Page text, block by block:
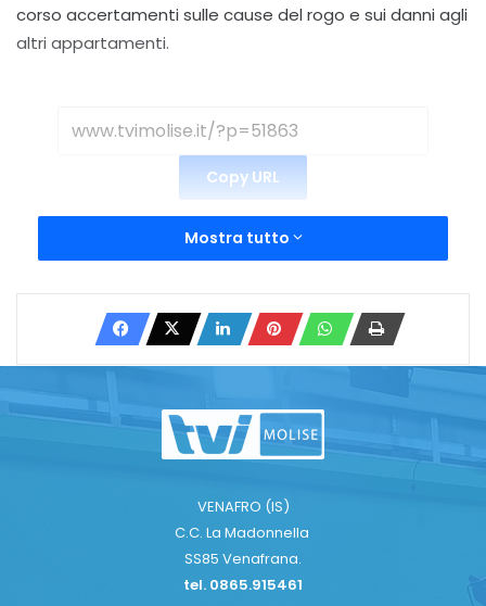
corso accertamenti sulle cause del rogo e sui danni agli
altri appartamenti.
Copy URL
Mostra tutto
VENAFRO (IS)
C.C. La Madonnella
SS85 Venafrana.
tel. 0865.915461